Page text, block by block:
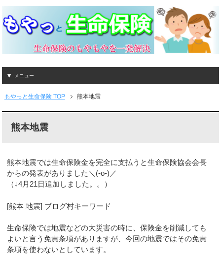
メニュー
もやっと生命保険 TOP 熊本地震
熊本地震
熊本地震では生命保険金を完全に支払うと生命保険協会会長
からの発表がありました＼(-o-)／
（↓4月21日追加しました。。）
[熊本 地震] ブログ村キーワード
生命保険では地震などの大災害の時に、保険金を削減しても
よいと言う免責条項がありますが、今回の地震ではその免責
条項を使わないとしています。